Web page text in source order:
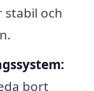
stabil och
bort